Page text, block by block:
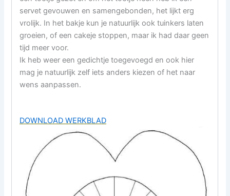
servet gevouwen en samengebonden, het lijkt erg
vrolijk. In het bakje kun je natuurlijk ook tuinkers laten
groeien, of een cakeje stoppen, maar ik had daar geen
tijd meer voor.
Ik heb weer een gedichtje toegevoegd en ook hier
mag je natuurlijk zelf iets anders kiezen of het naar
wens aanpassen.
DOWNLOAD WERKBLAD